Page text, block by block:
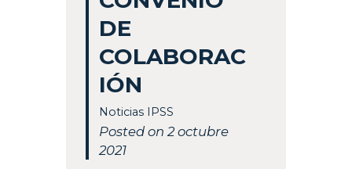
DE
COLABORAC
IÓN
Noticias IPSS
Posted on 2 octubre
2021